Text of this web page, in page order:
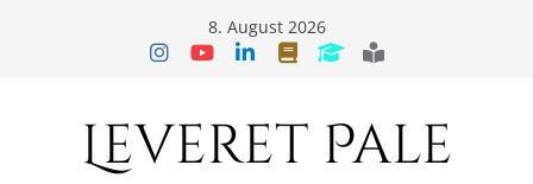
8. August 2026
Leveret Pale